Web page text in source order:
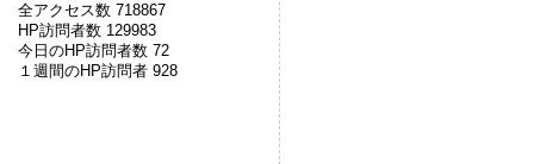
全アクセス数 718867
HP訪問者数 129983
今日のHP訪問者数 72
１週間のHP訪問者 928